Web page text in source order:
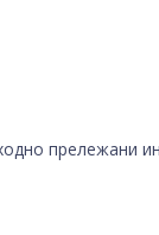
прележани